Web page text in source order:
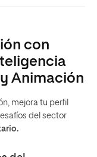
con
Animación
mejora tu perfil
del sector